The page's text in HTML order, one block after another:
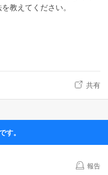
教えてください。
共有
す。
報告